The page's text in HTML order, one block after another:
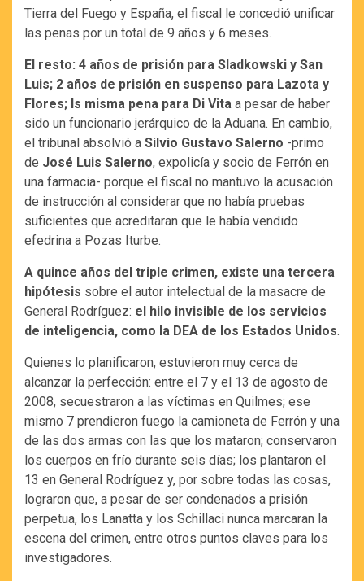
Tierra del Fuego y España, el fiscal le concedió unificar
las penas por un total de 9 años y 6 meses.
El resto: 4 años de prisión para Sladkowski y San
Luis; 2 años de prisión en suspenso para Lazota y
Flores; ls misma pena para Di Vita a pesar de haber
sido un funcionario jerárquico de la Aduana. En cambio,
el tribunal absolvió a Silvio Gustavo Salerno -primo
de José Luis Salerno, expolicía y socio de Ferrón en
una farmacia- porque el fiscal no mantuvo la acusación
de instrucción al considerar que no había pruebas
suficientes que acreditaran que le había vendido
efedrina a Pozas Iturbe.
A quince años del triple crimen, existe una tercera
hipótesis sobre el autor intelectual de la masacre de
General Rodríguez: el hilo invisible de los servicios
de inteligencia, como la DEA de los Estados Unidos.
Quienes lo planificaron, estuvieron muy cerca de
alcanzar la perfección: entre el 7 y el 13 de agosto de
2008, secuestraron a las víctimas en Quilmes; ese
mismo 7 prendieron fuego la camioneta de Ferrón y una
de las dos armas con las que los mataron; conservaron
los cuerpos en frío durante seis días; los plantaron el
13 en General Rodríguez y, por sobre todas las cosas,
lograron que, a pesar de ser condenados a prisión
perpetua, los Lanatta y los Schillaci nunca marcaran la
escena del crimen, entre otros puntos claves para los
investigadores.